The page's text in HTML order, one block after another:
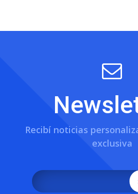
Recibí noticias
exclusiva